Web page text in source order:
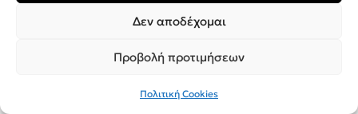
Δεν αποδέχομαι
Προβολή προτιμήσεων
Πολιτική Cookies